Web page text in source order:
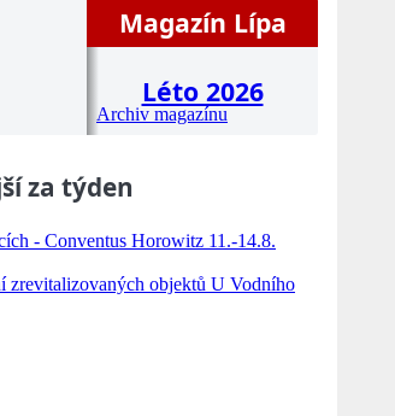
Magazín Lípa
Léto 2026
Archiv magazínu
za týden
- Conventus Horowitz 11.-14.8.
zrevitalizovaných objektů U Vodního